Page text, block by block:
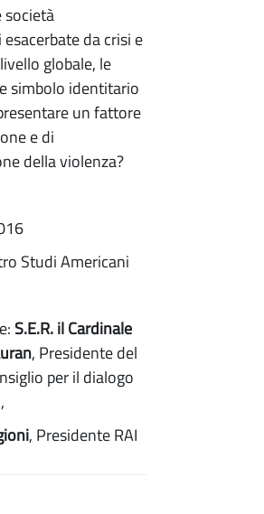
società
da crisi e
globale, le
simbolo identitario
un fattore
e di
della violenza?
Studi Americani
S.E.R. il Cardinale
, Presidente del
per il dialogo
, Presidente RAI